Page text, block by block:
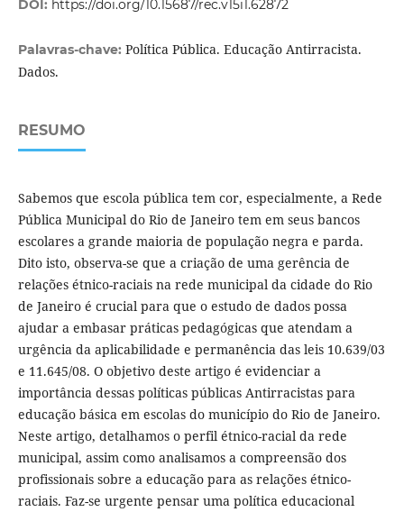
DOI: https://doi.org/10.15687/rec.v15i1.62872
Palavras-chave: Política Pública. Educação Antirracista.
Dados.
RESUMO
Sabemos que escola pública tem cor, especialmente, a Rede
Pública Municipal do Rio de Janeiro tem em seus bancos
escolares a grande maioria de população negra e parda.
Dito isto, observa-se que a criação de uma gerência de
relações étnico-raciais na rede municipal da cidade do Rio
de Janeiro é crucial para que o estudo de dados possa
ajudar a embasar práticas pedagógicas que atendam a
urgência da aplicabilidade e permanência das leis 10.639/03
e 11.645/08. O objetivo deste artigo é evidenciar a
importância dessas políticas públicas Antirracistas para
educação básica em escolas do município do Rio de Janeiro.
Neste artigo, detalhamos o perfil étnico-racial da rede
municipal, assim como analisamos a compreensão dos
profissionais sobre a educação para as relações étnico-
raciais. Faz-se urgente pensar uma política educacional